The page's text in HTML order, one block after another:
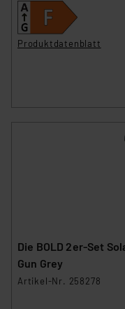
Produktdatenblatt
Die BOLD 2er-Set
Gun Grey
Artikel-Nr. 258278